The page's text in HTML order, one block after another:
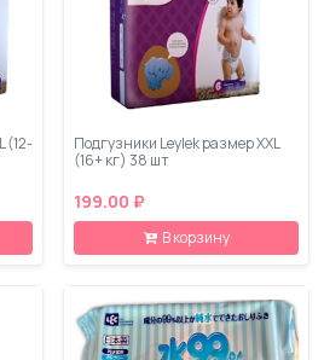
(12-
Подгузники Leylеk размер XXL
(16+ кг) 38 шт
199.00 ₽
В корзину